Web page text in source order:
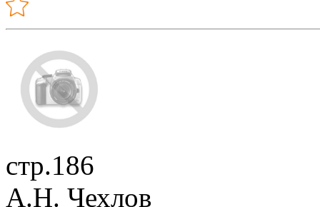
стр.186
А.Н. Чехлов